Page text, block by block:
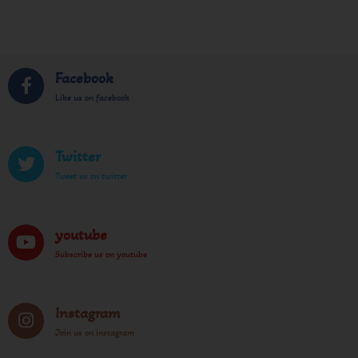
Facebook
Like us on facebook
Twitter
Tweet us on twitter
youtube
Subscribe us on youtube
Instagram
Join us on instagram